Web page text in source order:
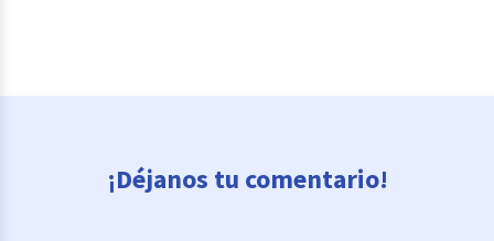
¡Déjanos tu comentario!